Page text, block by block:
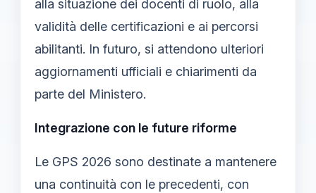
alla situazione dei docenti di ruolo, alla
validità delle certificazioni e ai percorsi
abilitanti. In futuro, si attendono ulteriori
aggiornamenti ufficiali e chiarimenti da
parte del Ministero.
Integrazione con le future riforme
Le GPS 2026 sono destinate a mantenere
una continuità con le precedenti, con